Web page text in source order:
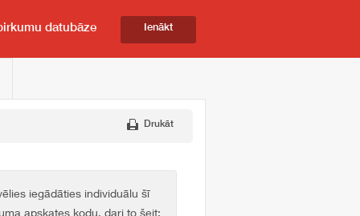
datubāze Ienākt
Drukāt
iegādāties individuālu šī